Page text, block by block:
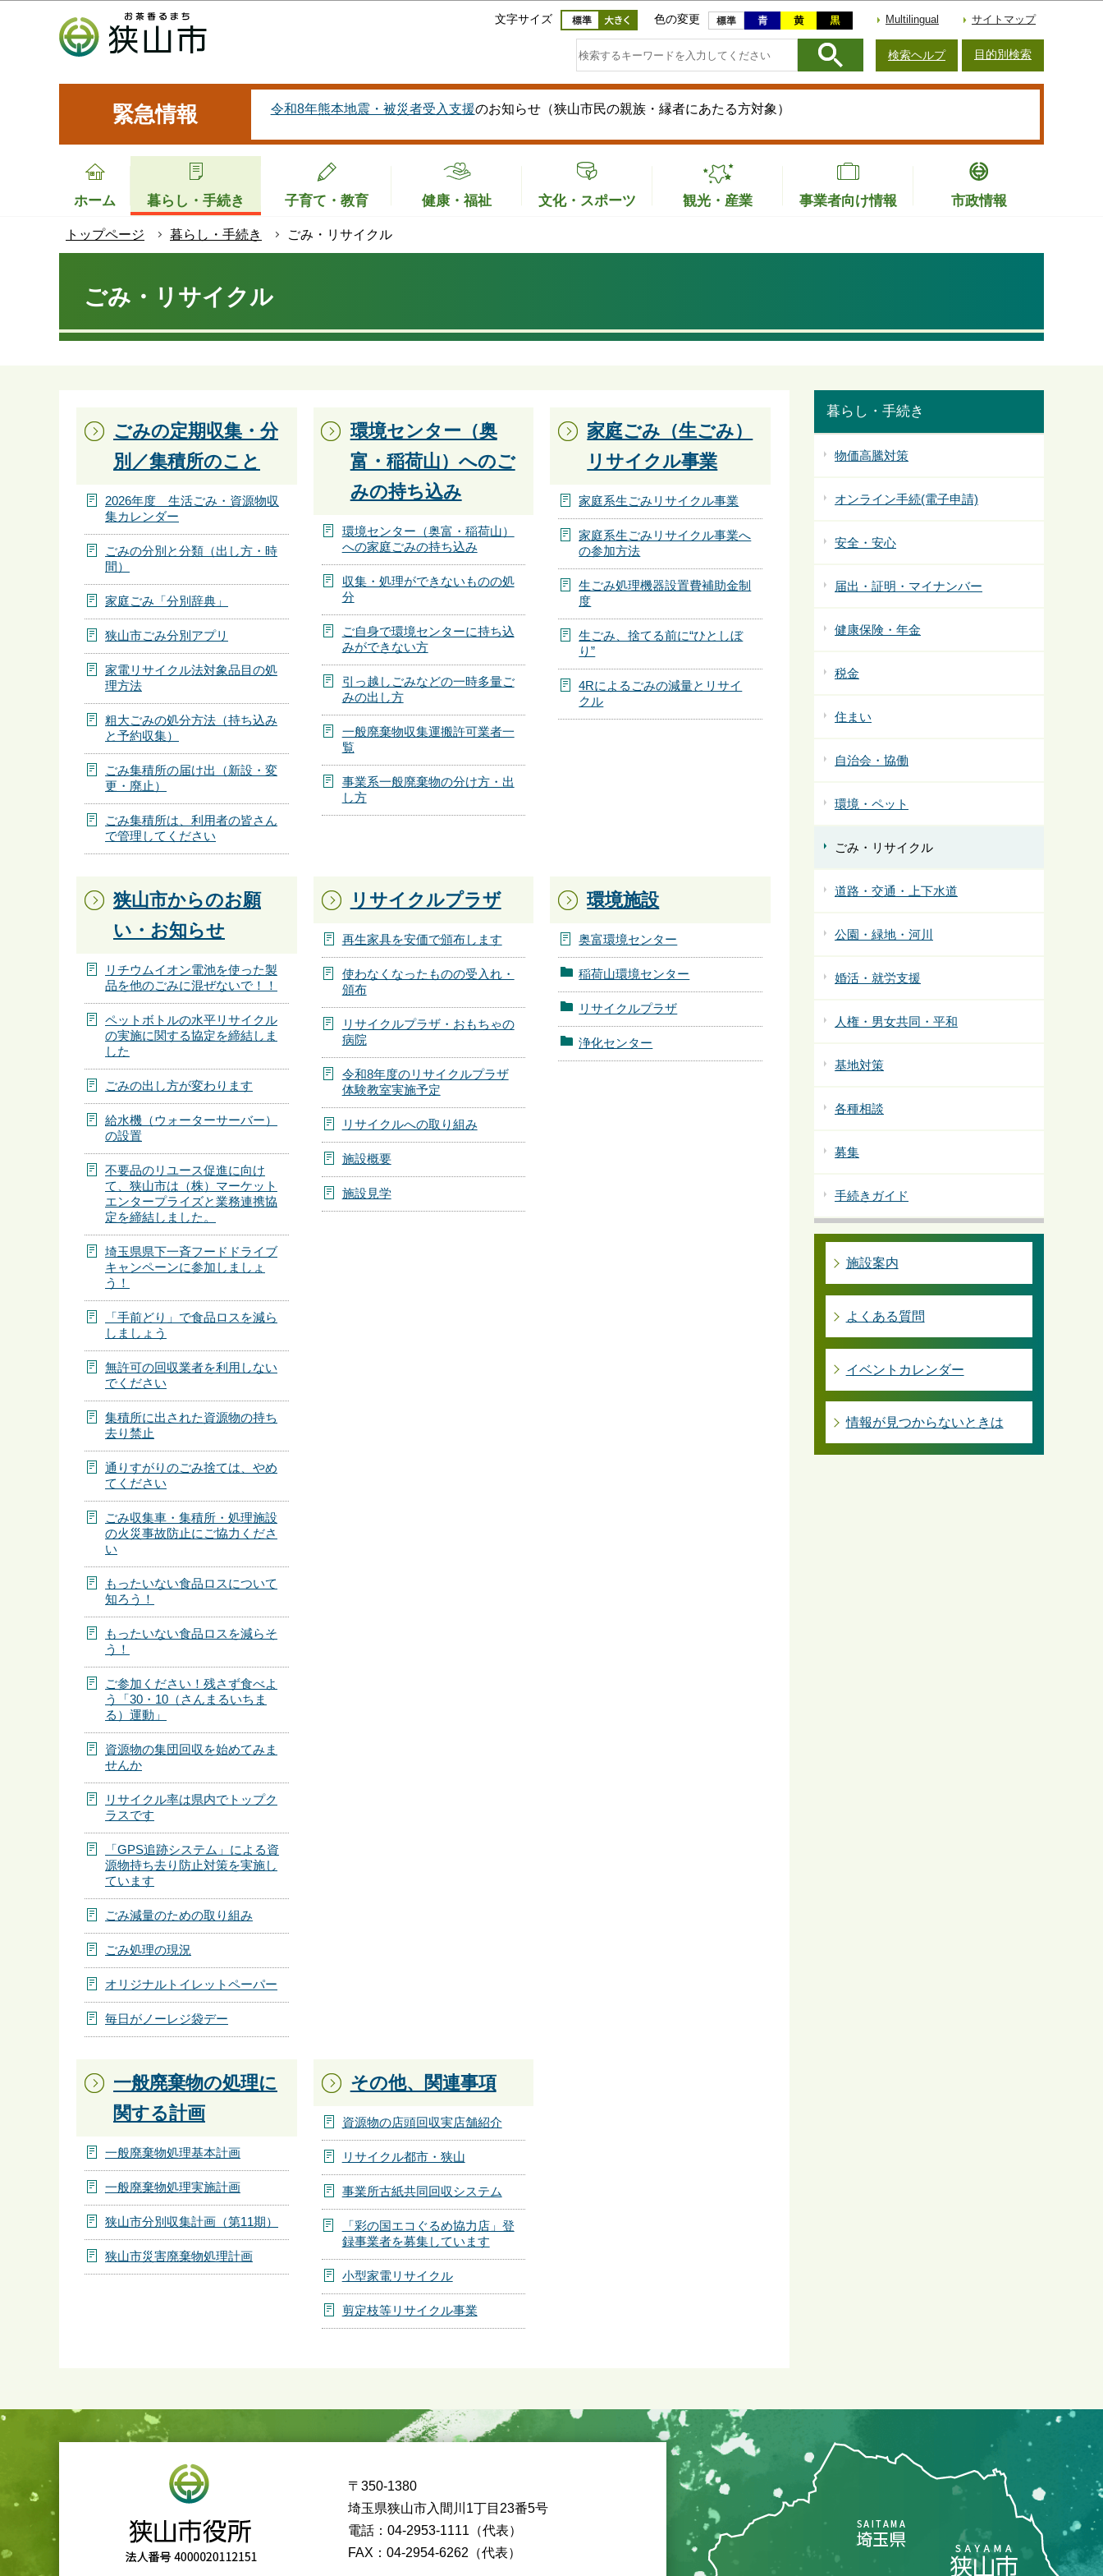
このページの本文へ移動
文字サイズ 色の変更 Multilingual サイトマップ
検索ヘルプ 目的別検索
緊急情報 令和8年熊本地震・被災者受入支援のお知らせ（狭山市民の親族・縁者にあたる方対象）
ホーム 暮らし・手続き 子育て・教育 健康・福祉 文化・スポーツ 観光・産業 事業者向け情報 市政情報
トップページ 暮らし・手続き ごみ・リサイクル
ごみ・リサイクル
ごみの定期収集・分
別／集積所のこと
2026年度 生活ごみ・資源物収
集カレンダー
ごみの分別と分類（出し方・時
間）
家庭ごみ「分別辞典」
狭山市ごみ分別アプリ
家電リサイクル法対象品目の処
理方法
粗大ごみの処分方法（持ち込み
と予約収集）
ごみ集積所の届け出（新設・変
更・廃止）
ごみ集積所は、利用者の皆さん
で管理してください
環境センター（奥
富・稲荷山）へのご
みの持ち込み
環境センター（奥富・稲荷山）
への家庭ごみの持ち込み
収集・処理ができないものの処
分
ご自身で環境センターに持ち込
みができない方
引っ越しごみなどの一時多量ご
みの出し方
一般廃棄物収集運搬許可業者一
覧
事業系一般廃棄物の分け方・出
し方
家庭ごみ（生ごみ）
リサイクル事業
家庭系生ごみリサイクル事業
家庭系生ごみリサイクル事業へ
の参加方法
生ごみ処理機器設置費補助金制
度
生ごみ、捨てる前に“ひとしぼ
り”
4Rによるごみの減量とリサイ
クル
狭山市からのお願
い・お知らせ
リチウムイオン電池を使った製
品を他のごみに混ぜないで！！
ペットボトルの水平リサイクル
の実施に関する協定を締結しま
した
ごみの出し方が変わります
給水機（ウォーターサーバー）
の設置
不要品のリユース促進に向け
て、狭山市は（株）マーケット
エンタープライズと業務連携協
定を締結しました。
埼玉県県下一斉フードドライブ
キャンペーンに参加しましょ
う！
「手前どり」で食品ロスを減ら
しましょう
無許可の回収業者を利用しない
でください
集積所に出された資源物の持ち
去り禁止
通りすがりのごみ捨ては、やめ
てください
ごみ収集車・集積所・処理施設
の火災事故防止にご協力くださ
い
もったいない食品ロスについて
知ろう！
もったいない食品ロスを減らそ
う！
ご参加ください！残さず食べよ
う「30・10（さんまるいちま
る）運動」
資源物の集団回収を始めてみま
せんか
リサイクル率は県内でトップク
ラスです
「GPS追跡システム」による資
源物持ち去り防止対策を実施し
ています
ごみ減量のための取り組み
ごみ処理の現況
オリジナルトイレットペーパー
毎日がノーレジ袋デー
リサイクルプラザ
再生家具を安価で頒布します
使わなくなったものの受入れ・
頒布
リサイクルプラザ・おもちゃの
病院
令和8年度のリサイクルプラザ
体験教室実施予定
リサイクルへの取り組み
施設概要
施設見学
環境施設
奥富環境センター
稲荷山環境センター
リサイクルプラザ
浄化センター
一般廃棄物の処理に
関する計画
一般廃棄物処理基本計画
一般廃棄物処理実施計画
狭山市分別収集計画（第11期）
狭山市災害廃棄物処理計画
その他、関連事項
資源物の店頭回収実店舗紹介
リサイクル都市・狭山
事業所古紙共同回収システム
「彩の国エコぐるめ協力店」登
録事業者を募集しています
小型家電リサイクル
剪定枝等リサイクル事業
暮らし・手続き
物価高騰対策
オンライン手続(電子申請)
安全・安心
届出・証明・マイナンバー
健康保険・年金
税金
住まい
自治会・協働
環境・ペット
ごみ・リサイクル
道路・交通・上下水道
公園・緑地・河川
婚活・就労支援
人権・男女共同・平和
基地対策
各種相談
募集
手続きガイド
施設案内
よくある質問
イベントカレンダー
情報が見つからないときは
〒350-1380
埼玉県狭山市入間川1丁目23番5号
電話：04-2953-1111（代表）
FAX：04-2954-6262（代表）